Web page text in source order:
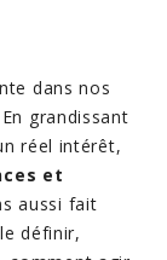
dans nos
grandissant
réel intérêt,
et
aussi fait
définir,